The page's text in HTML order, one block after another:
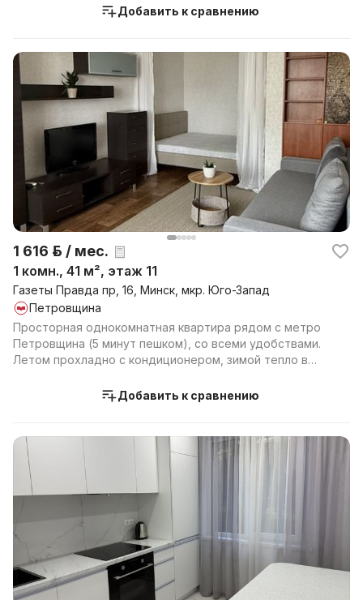
Добавить к сравнению
1 616 р. / мес.
1 комн., 41 м², этаж 11
Газеты Правда пр, 16, Минск, мкр. Юго-Запад
Петровщина
Просторная однокомнатная квартира рядом с метро
Петровщина (5 минут пешком), со всеми удобствами.
Летом прохладно с кондиционером, зимой тепло в
Добавить к сравнению